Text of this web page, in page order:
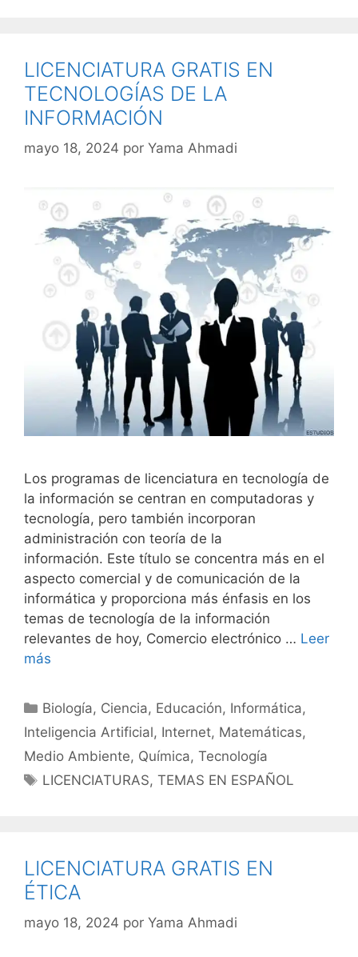
LICENCIATURA GRATIS EN
TECNOLOGÍAS DE LA
INFORMACIÓN
mayo 18, 2024 por Yama Ahmadi
Los programas de licenciatura en tecnología de
la información se centran en computadoras y
tecnología, pero también incorporan
administración con teoría de la
información. Este título se concentra más en el
aspecto comercial y de comunicación de la
informática y proporciona más énfasis en los
temas de tecnología de la información
relevantes de hoy, Comercio electrónico … Leer
más
Categorías
Biología, Ciencia, Educación, Informática,
Inteligencia Artificial, Internet, Matemáticas,
Medio Ambiente, Química, Tecnología
Etiquetas
LICENCIATURAS,TEMAS EN ESPAÑOL
LICENCIATURA GRATIS EN
ÉTICA
mayo 18, 2024 por Yama Ahmadi